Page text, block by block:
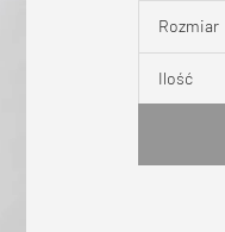
Rozmiar
Ilość